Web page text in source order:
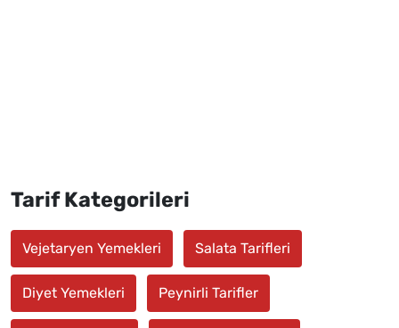
Tarif Kategorileri
Vejetaryen Yemekleri Salata Tarifleri
Diyet Yemekleri Peynirli Tarifler